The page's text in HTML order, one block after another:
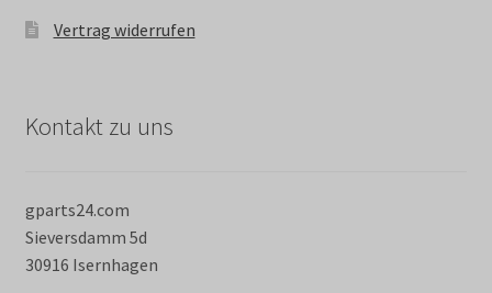
Vertrag widerrufen
Kontakt zu uns
gparts24.com
Sieversdamm 5d
30916 Isernhagen